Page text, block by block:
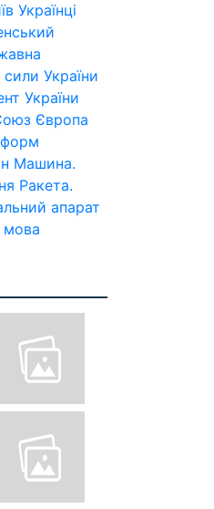
Українці
сили України
України
Європа
Машина.
Ракета.
апарат
мова